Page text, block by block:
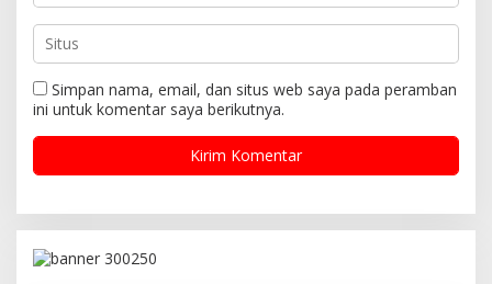
Simpan nama, email, dan situs web saya pada peramban
ini untuk komentar saya berikutnya.